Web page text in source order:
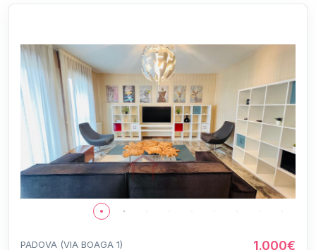
PADOVA (VIA BOAGA 1) 1.000€